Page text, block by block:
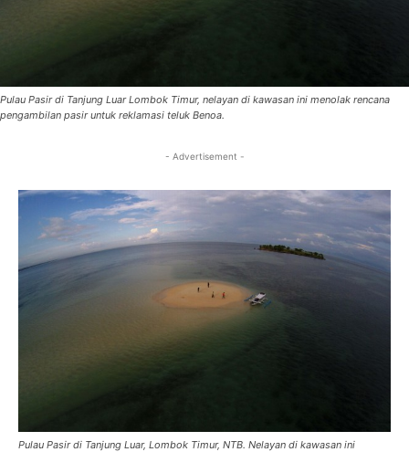
Pulau Pasir di Tanjung Luar Lombok Timur, nelayan di kawasan ini menolak rencana
pengambilan pasir untuk reklamasi teluk Benoa.
- Advertisement -
Pulau Pasir di Tanjung Luar, Lombok Timur, NTB. Nelayan di kawasan ini